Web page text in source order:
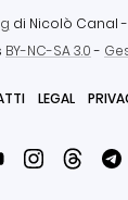
di Nicolò Canal
BY-NC-SA 3.0-
LEGAL